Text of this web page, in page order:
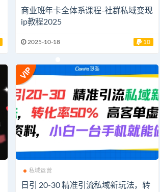
商业班年卡全体系课程-社群私域变现
ip教程2025
2025-10-18 10
私域运营
日引 20-30 精准引流私域新玩法，转